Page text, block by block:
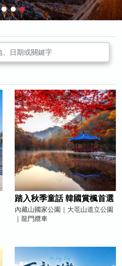
日期或關鍵字
踏入秋季童話 韓國賞楓首選
內藏山國家公園｜大芚山道立公園
｜龍門纜車